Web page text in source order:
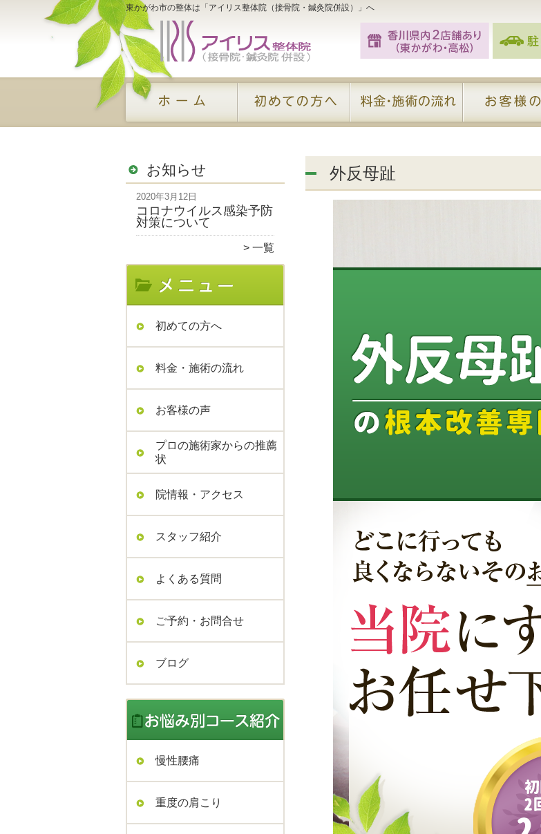
東かがわ市の整体は「アイリス整体院（接骨院・鍼灸院併設）」へ
お知らせ
2020年3月12日
コロナウイルス感染予防
対策について
一覧
初めての方へ
料金・施術の流れ
お客様の声
プロの施術家からの推薦
状
院情報・アクセス
スタッフ紹介
よくある質問
ご予約・お問合せ
ブログ
慢性腰痛
重度の肩こり
外反母趾